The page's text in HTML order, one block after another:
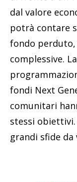
dal valore
potrà contare
fondo
complessive.
fondi Next
comunitari
stessi
grandi sfide da